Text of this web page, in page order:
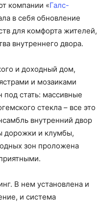
компании «Галс-
в себя обновление
для комфорта жителей,
внутреннего двора.
и доходный дом,
и мозаиками
под стать: массивные
стекла – все это
внутренний двор
дорожки и клумбы,
зон проложена
В нем установлена и
и система